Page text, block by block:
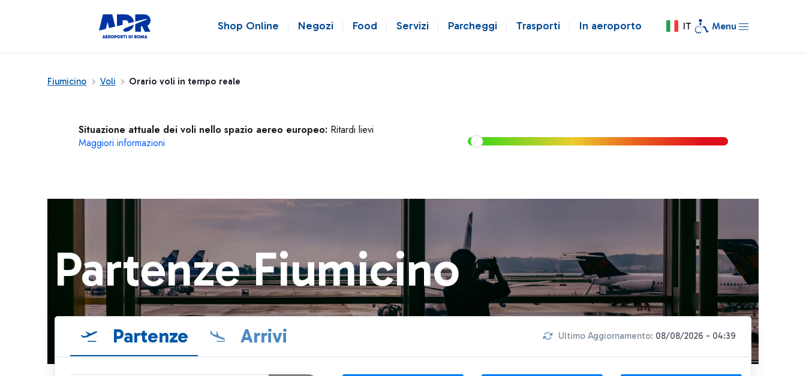
Shop Online Negozi Food Servizi Parcheggi Trasporti In aeroporto IT Menu
Fiumicino Voli Orario voli in tempo reale
Situazione attuale dei voli nello spazio aereo europeo: Ritardi lievi
Maggiori informazioni
Partenze Fiumicino
Partenze Arrivi Ultimo Aggiornamento: 08/08/2026 - 04:39